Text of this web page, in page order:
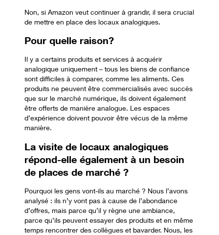
Non, si Amazon veut continuer à grandir, il sera crucial
de mettre en place des locaux analogiques.
Pour quelle raison?
Il y a certains produits et services à acquérir
analogique uniquement – tous les biens de confiance
sont difficiles à comparer, comme les aliments. Ces
produits ne peuvent être commercialisés avec succès
que sur le marché numérique, ils doivent également
être offerts de manière analogue. Les espaces
d’expérience doivent pouvoir être vécus de la même
manière.
La visite de locaux analogiques
répond-elle également à un besoin
de places de marché ?
Pourquoi les gens vont-ils au marché ? Nous l’avons
analysé : ils n’y vont pas à cause de l’abondance
d’offres, mais parce qu’il y règne une ambiance,
parce qu’ils peuvent essayer des produits et en même
temps rencontrer des collègues et bavarder. Nous, les